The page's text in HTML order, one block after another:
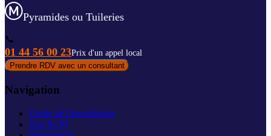
Pyramides ou Tuileries
📞
01 44 56 00 23Prix d'un appel local
Prendre RDV avec un consultant
Navigation
Guide de l'investisseur
Nos SCPI